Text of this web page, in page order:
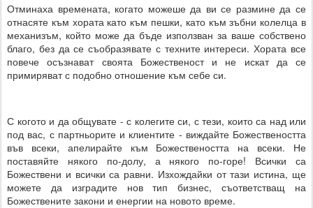
Отминаха времената, когато можеше да ви се размине да се
отнасяте към хората като към пешки, като към зъбни колелца в
механизъм, който може да бъде използван за ваше собствено
благо, без да се съобразявате с техните интереси. Хората все
повече осъзнават своята Божественост и не искат да се
примиряват с подобно отношение към себе си.
С когото и да общувате - с колегите си, с тези, които са над или
под вас, с партньорите и клиентите - виждайте Божествеността
във всеки, апелирайте към Божествеността на всеки. Не
поставяйте някого по-долу, а някого по-горе! Всички са
Божествени и всички са равни. Изхождайки от тази истина, ще
можете да изградите нов тип бизнес, съответстващ на
Божествените закони и енергии на новото време.